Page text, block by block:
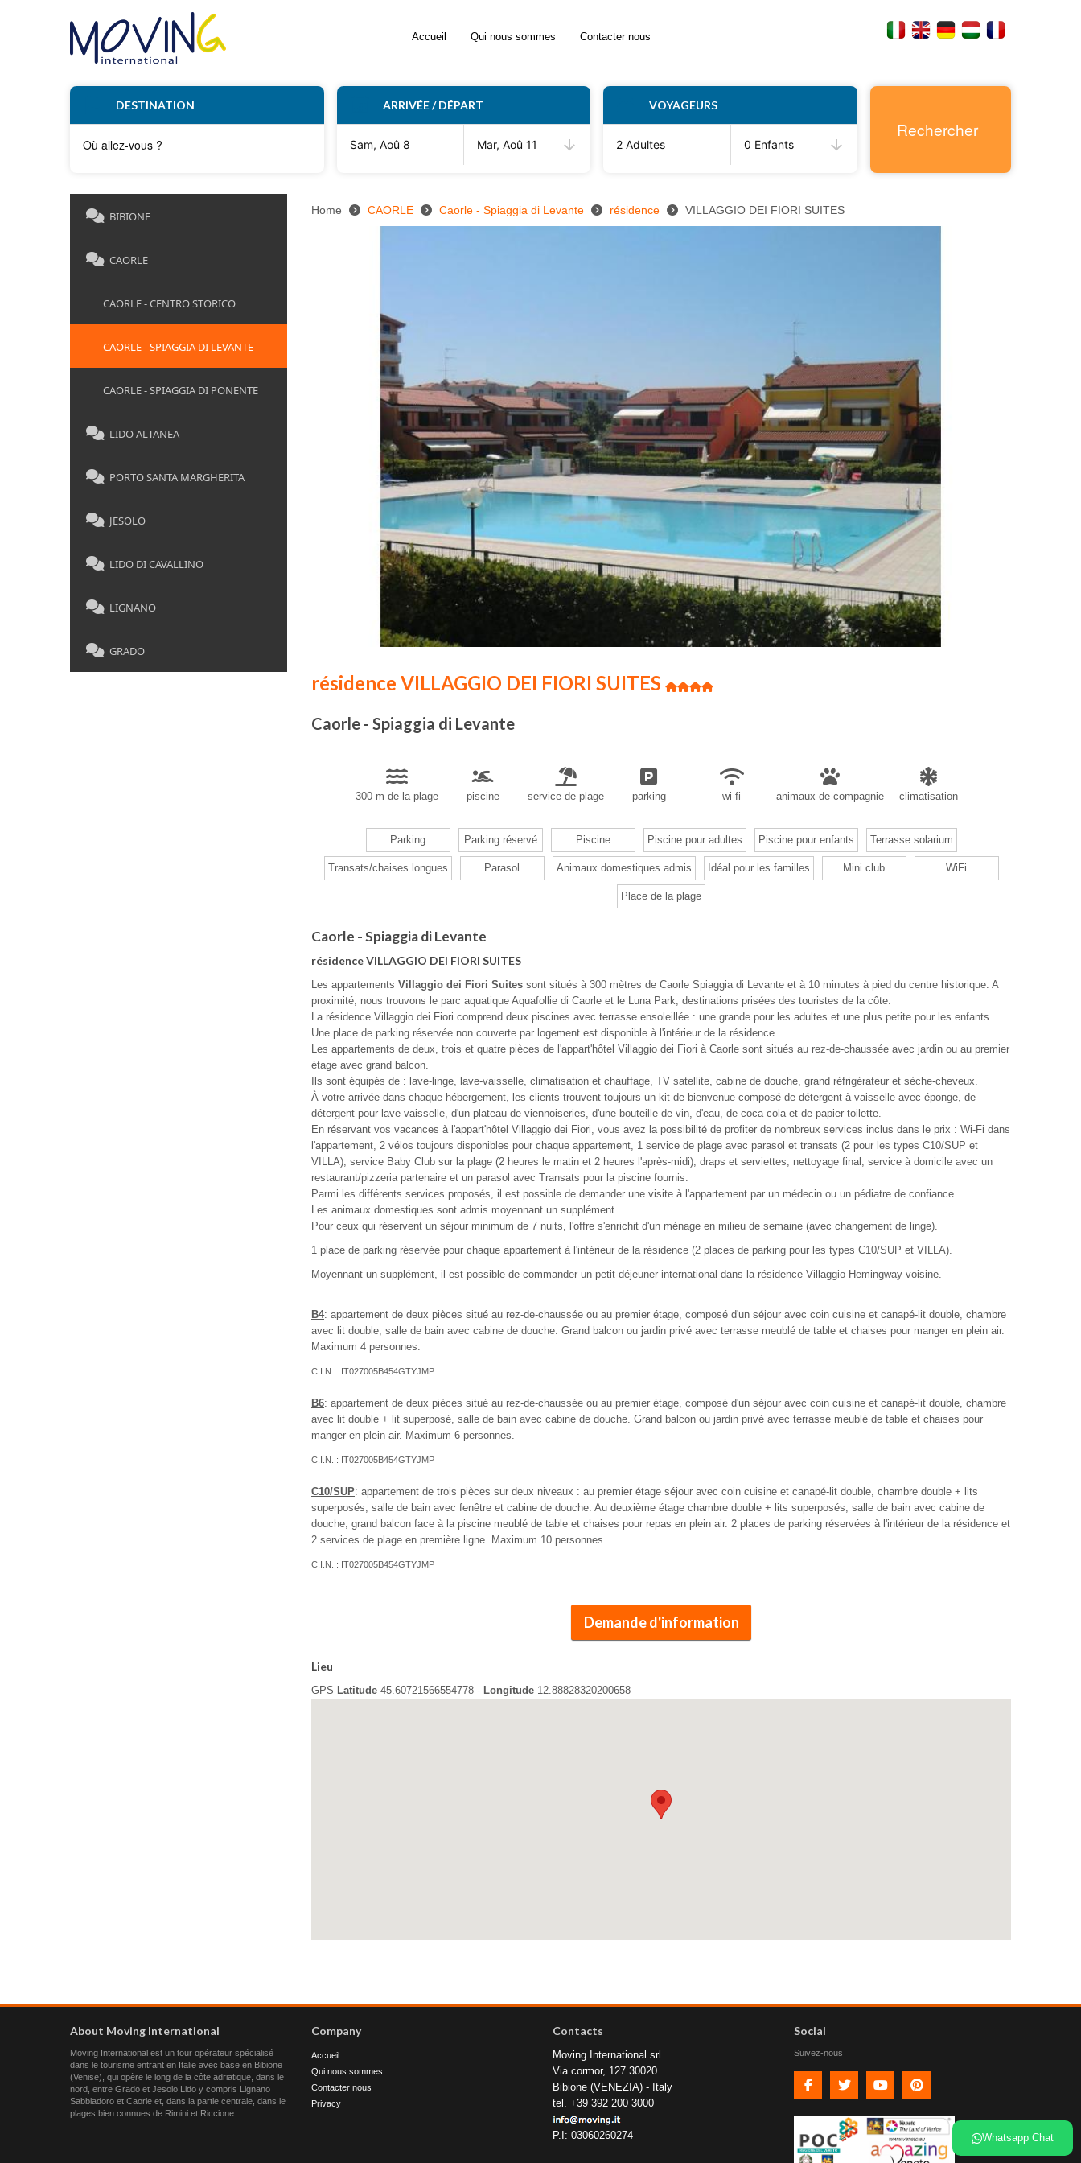
Accueil Qui nous sommes Contacter nous
DESTINATION ARRIVÉE / DÉPART
Sam, Aoû 8 Mar, Aoû 11
VOYAGEURS
2 Adultes 0 Enfants
Rechercher
BIBIONE
CAORLE
CAORLE - CENTRO STORICO
CAORLE - SPIAGGIA DI LEVANTE
CAORLE - SPIAGGIA DI PONENTE
LIDO ALTANEA
PORTO SANTA MARGHERITA
JESOLO
LIDO DI CAVALLINO
LIGNANO
GRADO
Home CAORLE Caorle - Spiaggia di Levante résidence VILLAGGIO DEI FIORI SUITES
résidence VILLAGGIO DEI FIORI SUITES
Caorle - Spiaggia di Levante
300 m de la plage piscine service de plage parking wi-fi animaux de compagnie climatisation
Parking Parking réservé Piscine Piscine pour adultes Piscine pour enfants Terrasse solarium
Transats/chaises longues Parasol Animaux domestiques admis Idéal pour les familles Mini club WiFi
Place de la plage
Caorle - Spiaggia di Levante
résidence VILLAGGIO DEI FIORI SUITES
Les appartements Villaggio dei Fiori Suites sont situés à 300 mètres de Caorle Spiaggia di Levante et à 10 minutes à pied du centre historique. A
proximité, nous trouvons le parc aquatique Aquafollie di Caorle et le Luna Park, destinations prisées des touristes de la côte.
La résidence Villaggio dei Fiori comprend deux piscines avec terrasse ensoleillée : une grande pour les adultes et une plus petite pour les enfants.
Une place de parking réservée non couverte par logement est disponible à l'intérieur de la résidence.
Les appartements de deux, trois et quatre pièces de l'appart'hôtel Villaggio dei Fiori à Caorle sont situés au rez-de-chaussée avec jardin ou au premier
étage avec grand balcon.
Ils sont équipés de : lave-linge, lave-vaisselle, climatisation et chauffage, TV satellite, cabine de douche, grand réfrigérateur et sèche-cheveux.
À votre arrivée dans chaque hébergement, les clients trouvent toujours un kit de bienvenue composé de détergent à vaisselle avec éponge, de
détergent pour lave-vaisselle, d'un plateau de viennoiseries, d'une bouteille de vin, d'eau, de coca cola et de papier toilette.
En réservant vos vacances à l'appart'hôtel Villaggio dei Fiori, vous avez la possibilité de profiter de nombreux services inclus dans le prix : Wi-Fi dans
l'appartement, 2 vélos toujours disponibles pour chaque appartement, 1 service de plage avec parasol et transats (2 pour les types C10/SUP et
VILLA), service Baby Club sur la plage (2 heures le matin et 2 heures l'après-midi), draps et serviettes, nettoyage final, service à domicile avec un
restaurant/pizzeria partenaire et un parasol avec Transats pour la piscine fournis.
Parmi les différents services proposés, il est possible de demander une visite à l'appartement par un médecin ou un pédiatre de confiance.
Les animaux domestiques sont admis moyennant un supplément.
Pour ceux qui réservent un séjour minimum de 7 nuits, l'offre s'enrichit d'un ménage en milieu de semaine (avec changement de linge).
1 place de parking réservée pour chaque appartement à l'intérieur de la résidence (2 places de parking pour les types C10/SUP et VILLA).
Moyennant un supplément, il est possible de commander un petit-déjeuner international dans la résidence Villaggio Hemingway voisine.
B4: appartement de deux pièces situé au rez-de-chaussée ou au premier étage, composé d'un séjour avec coin cuisine et canapé-lit double, chambre
avec lit double, salle de bain avec cabine de douche. Grand balcon ou jardin privé avec terrasse meublé de table et chaises pour manger en plein air.
Maximum 4 personnes.
C.I.N. : IT027005B454GTYJMP
B6: appartement de deux pièces situé au rez-de-chaussée ou au premier étage, composé d'un séjour avec coin cuisine et canapé-lit double, chambre
avec lit double + lit superposé, salle de bain avec cabine de douche. Grand balcon ou jardin privé avec terrasse meublé de table et chaises pour
manger en plein air. Maximum 6 personnes.
C.I.N. : IT027005B454GTYJMP
C10/SUP: appartement de trois pièces sur deux niveaux : au premier étage séjour avec coin cuisine et canapé-lit double, chambre double + lits
superposés, salle de bain avec fenêtre et cabine de douche. Au deuxième étage chambre double + lits superposés, salle de bain avec cabine de
douche, grand balcon face à la piscine meublé de table et chaises pour repas en plein air. 2 places de parking réservées à l'intérieur de la résidence et
2 services de plage en première ligne. Maximum 10 personnes.
C.I.N. : IT027005B454GTYJMP
Demande d'information
Lieu
GPS Latitude 45.60721566554778 - Longitude 12.88828320200658
About Moving International
Moving International est un tour opérateur spécialisé
dans le tourisme entrant en Italie avec base en Bibione
(Venise), qui opère le long de la côte adriatique, dans le
nord, entre Grado et Jesolo Lido y compris Lignano
Sabbiadoro et Caorle et, dans la partie centrale, dans le
plages bien connues de Rimini et Riccione.
Company
Accueil
Qui nous sommes
Contacter nous
Privacy
Contacts
Moving International srl
Via cormor, 127 30020
Bibione (VENEZIA) - Italy
tel. +39 392 200 3000
P.I: 03060260274
Social
Suivez-nous
Facebook Twitter Youtube
Whatsapp Chat